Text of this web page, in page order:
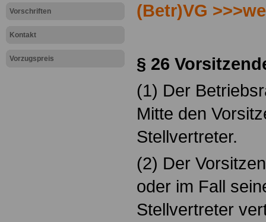
Vorschriften
Kontakt
Vorzugspreis
(Betr)VG
§ 26
(1) Der
Mitte den
Stellvertreter.
(2) Der
oder im Fall
Stellvertreter